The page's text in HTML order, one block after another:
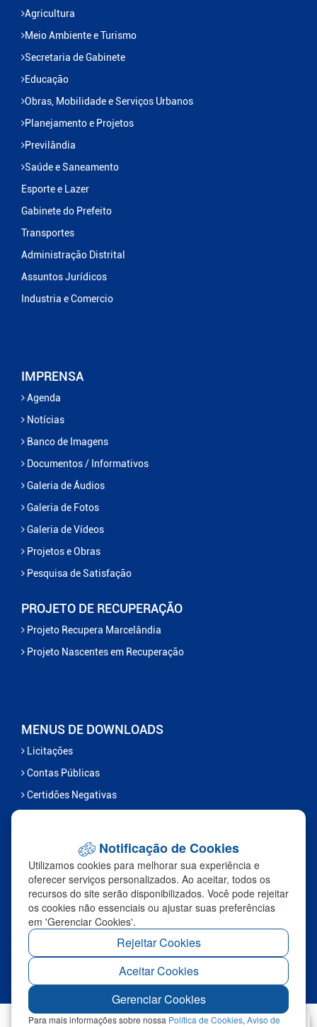
Agricultura
Meio Ambiente e Turismo
Secretaria de Gabinete
Educação
Obras, Mobilidade e Serviços Urbanos
Planejamento e Projetos
Previlândia
Saúde e Saneamento
Esporte e Lazer
Gabinete do Prefeito
Transportes
Administração Distrital
Assuntos Jurídicos
Industria e Comercio
IMPRENSA
Agenda
Notícias
Banco de Imagens
Documentos / Informativos
Galeria de Áudios
Galeria de Fotos
Galeria de Vídeos
Projetos e Obras
Pesquisa de Satisfação
PROJETO DE RECUPERAÇÃO
Projeto Recupera Marcelândia
Projeto Nascentes em Recuperação
MENUS DE DOWNLOADS
Licitações
Contas Públicas
Certidões Negativas
FALE CONOSCO
Ouvidoria
Fale Com a Prefeitura
Links Úteis
Notificação de Cookies
Utilizamos cookies para melhorar sua experiência e
oferecer serviços personalizados. Ao aceitar, todos os
recursos do site serão disponibilizados. Você pode rejeitar
os cookies não essenciais ou ajustar suas preferências
em 'Gerenciar Cookies'.
Rejeitar Cookies
Aceitar Cookies
Gerenciar Cookies
Para mais informações sobre nossa Política de Cookies, Aviso de